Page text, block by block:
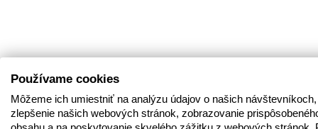
Používame cookies
Môžeme ich umiestniť na analýzu údajov o našich
zlepšenie našich webových stránok, zobrazovanie